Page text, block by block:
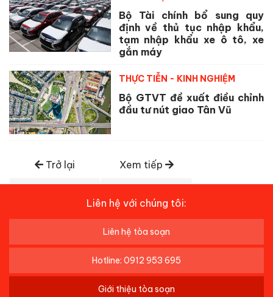
Bộ Tài chính bổ sung quy
định về thủ tục nhập khẩu,
tạm nhập khẩu xe ô tô, xe
gắn máy
THỰC TIỄN - KINH NGHIỆM
Bộ GTVT đề xuất điều chỉnh
đầu tư nút giao Tân Vũ
Trở lại Xem tiếp
Liên hệ với chúng tôi:
Liên hệ tòa soạn
Hotline: 0912 953 695
Giới thiệu tòa soạn